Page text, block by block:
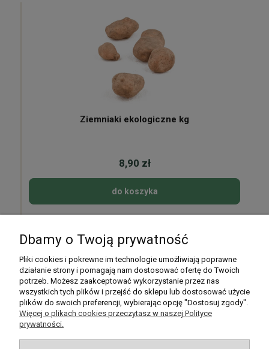
Ziemniaki ekologiczne kg
8,90 zł
do koszyka
Moje konto
Płatności i dostawa
Informacje
Dbamy o Twoją prywatność
Pliki cookies i pokrewne im technologie umożliwiają poprawne
działanie strony i pomagają nam dostosować ofertę do Twoich
potrzeb. Możesz zaakceptować wykorzystanie przez nas
wszystkich tych plików i przejść do sklepu lub dostosować użycie
plików do swoich preferencji, wybierając opcję "Dostosuj zgody".
Więcej o plikach cookies przeczytasz w naszej Polityce
prywatności.